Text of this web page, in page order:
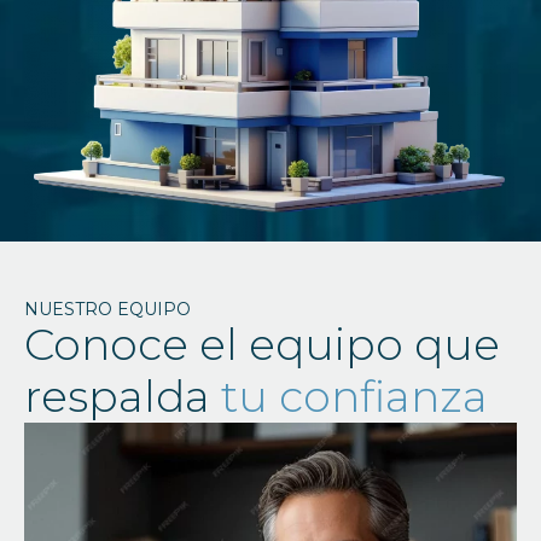
NUESTRO EQUIPO
Conoce el equipo que
respalda tu confianza